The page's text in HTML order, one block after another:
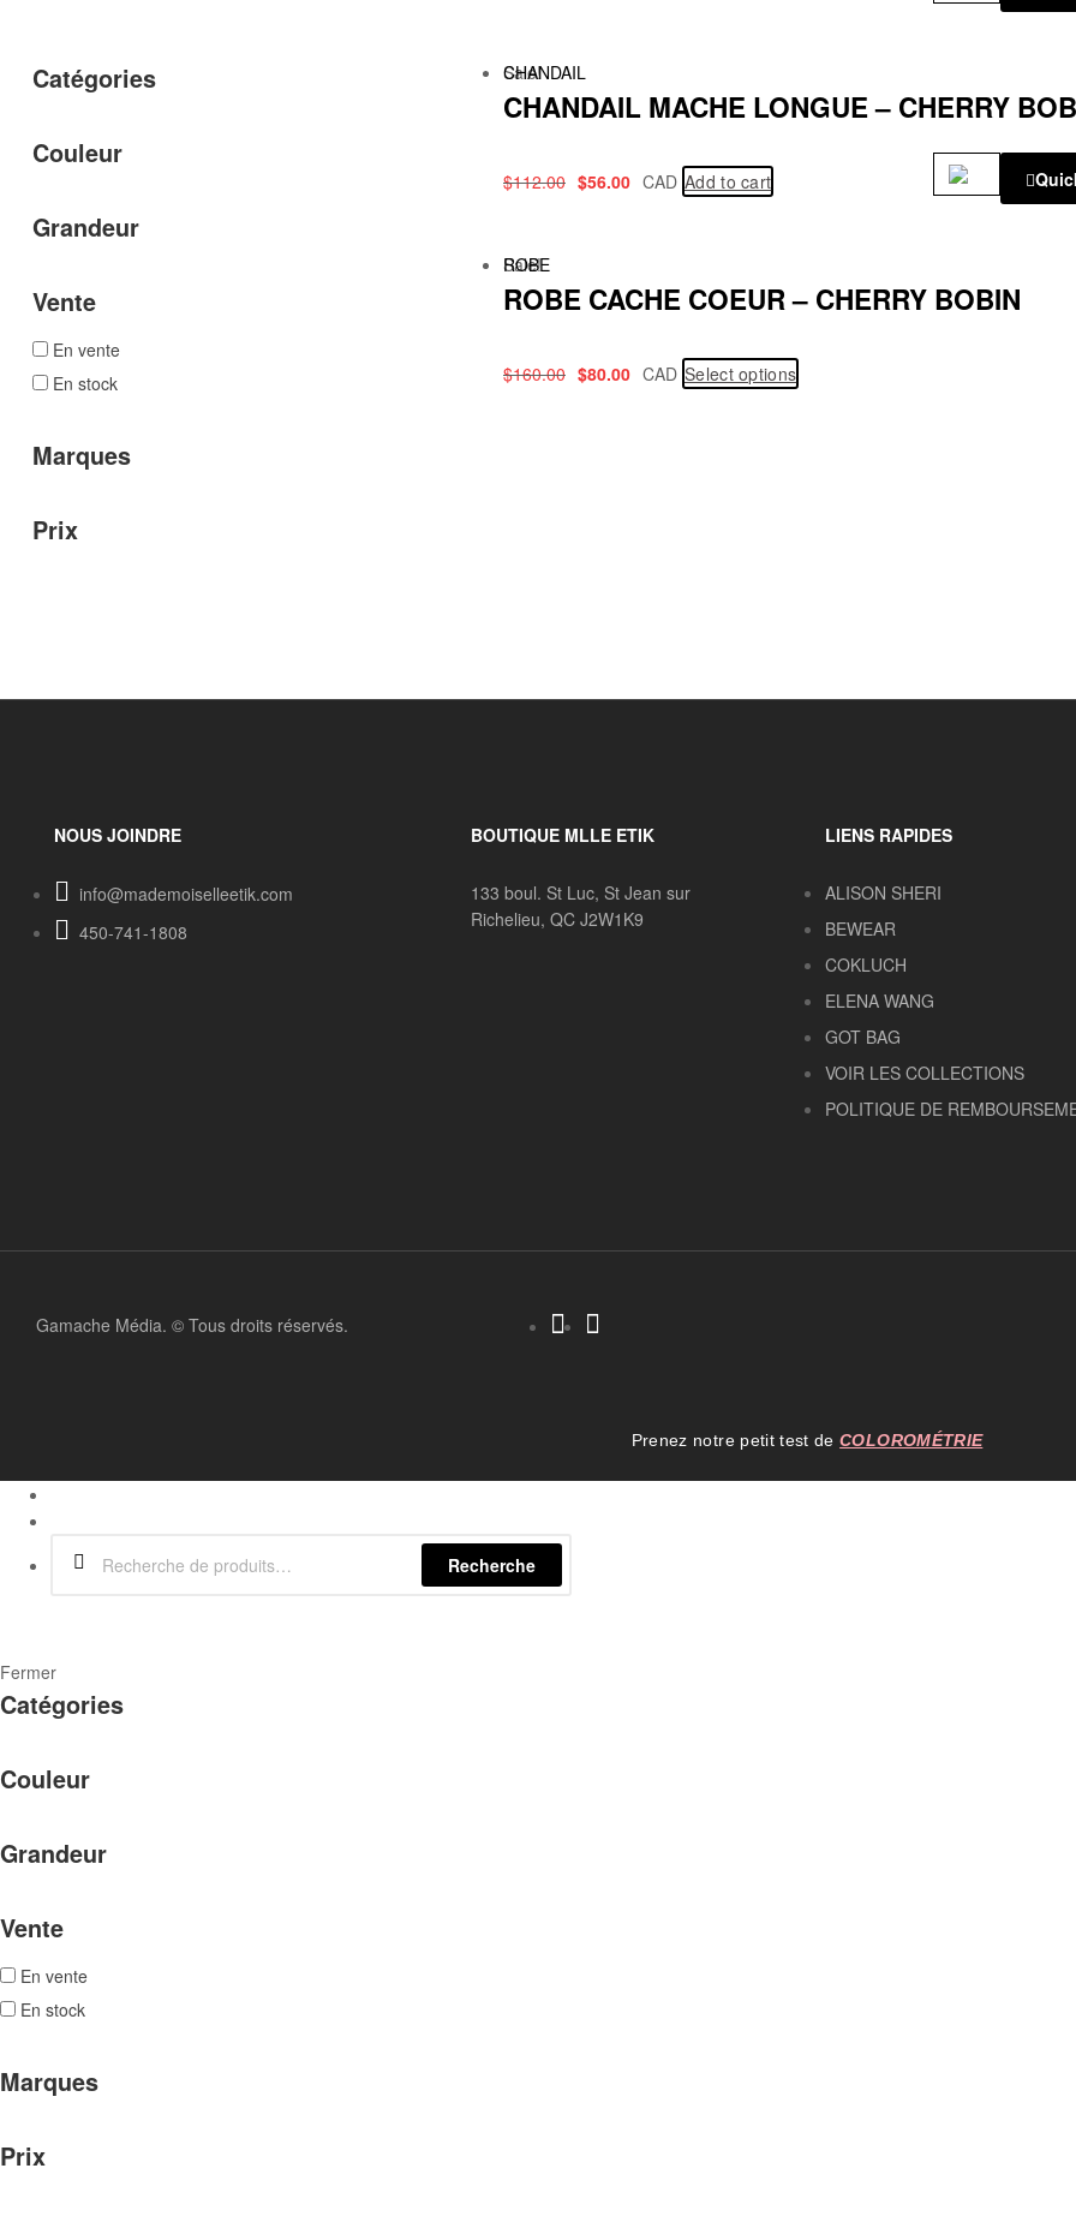
Sale!
CHANDAIL
CHANDAIL MACHE LONGUE – CHERRY
$112.00 $56.00 CAD Add to cart
Sale!
ROBE
ROBE CACHE COEUR – CHERRY BOBIN
$160.00 $80.00 CAD Select options
Catégories
Couleur
Grandeur
Vente
En vente
En stock
Marques
Prix
NOUS JOINDRE
info@mademoiselleetik.com
450-741-1808
BOUTIQUE MLLE ETIK
133 boul. St Luc, St Jean sur
Richelieu, QC J2W1K9
LIENS RAPIDES
ALISON SHERI
BEWEAR
COKLUCH
ELENA WANG
GOT BAG
VOIR LES COLLECTIONS
POLITIQUE DE
Gamache Média. © Tous droits réservés.
Prenez notre petit test deCOLOROMÉTRIE
Recherche
Fermer
Catégories
Couleur
Grandeur
Vente
En vente
En stock
Marques
Prix